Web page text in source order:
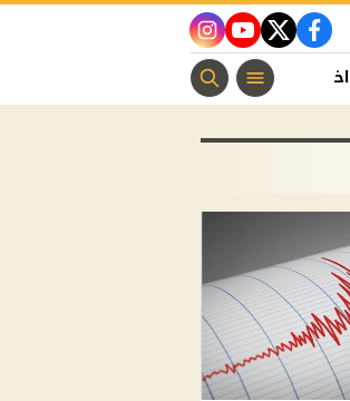
facebook
twitter
youtube
instagram
اخبار الفن منوعات مسيحية